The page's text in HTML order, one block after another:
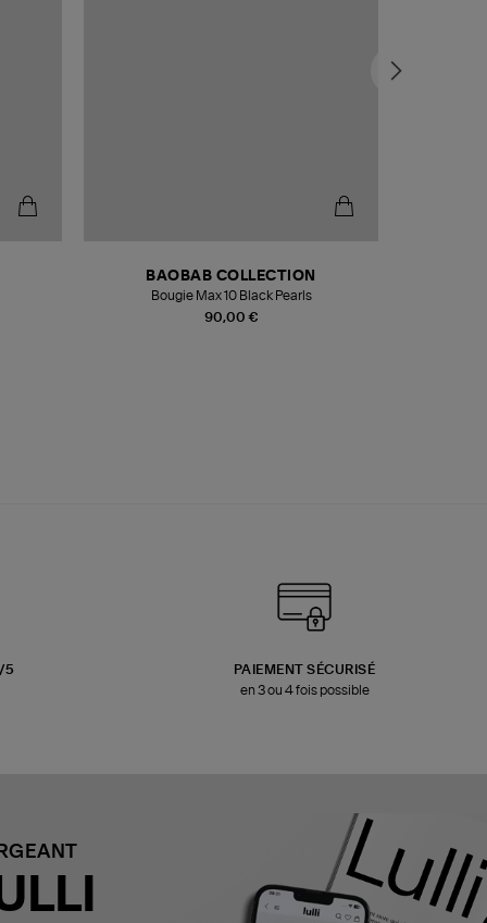
90,00 €
BAOBAB COLLECTION
Bougie Max 10 Black Pearls
5
PAIEMENT SÉCURISÉ
en 3 ou 4 fois possible